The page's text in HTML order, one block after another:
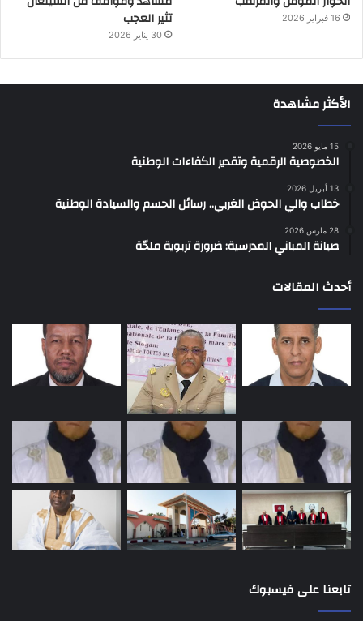
16 فبراير 2026
تثير العجب
30 يناير 2026
الأكثر مشاهدة
15 مايو 2026
الخصوصية الرقمية وتقدير الكفاءات الوطنية
13 أبريل 2026
خطاب والي الحوض الغربي.. رسائل الحسم والسيادة الوطنية
28 مارس 2026
صيانة المباني المدرسية: ضرورة تربوية ملحّة
أحدث المقالات
تابعنا على فيسبوك